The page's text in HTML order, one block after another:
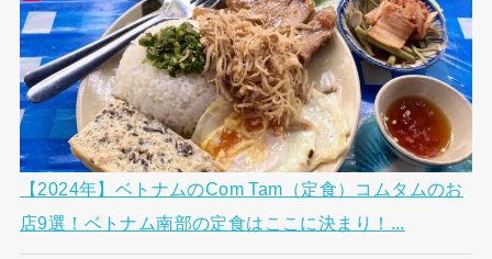
【2024年】ベトナムのCom Tam（定食）コムタムのお
店9選！ベトナム南部の定食はここに決まり！...